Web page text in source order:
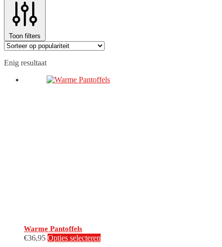
Toon filters
Enig resultaat
Warme Pantoffels
€36,95 Opties selecteren